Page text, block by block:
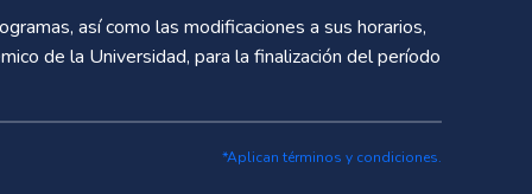
así como las modificaciones a sus horarios,
de la Universidad, para la finalización del período
*Aplican términos y condiciones.